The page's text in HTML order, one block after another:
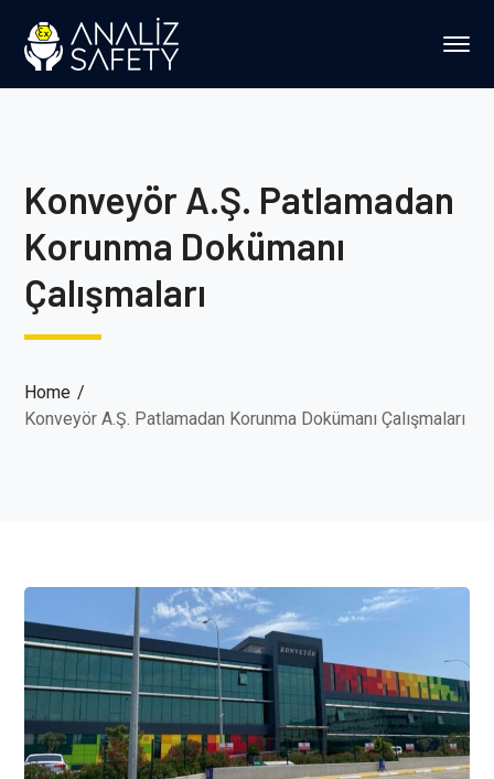
Konveyör A.Ş. Patlamadan
Korunma Dokümanı
Çalışmaları
Home
Konveyör A.Ş. Patlamadan Korunma Dokümanı Çalışmaları